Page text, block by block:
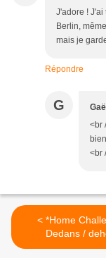
J'adore ! J'ai
Berlin,
mais je
Répondre
G
<br
<br
< *Home Challenge*
Dedans /